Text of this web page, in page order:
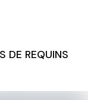
DE REQUINS